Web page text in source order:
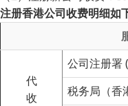
注册香港公司收费明细如
代
收
公司注册署
税务局（香